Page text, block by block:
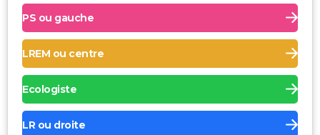
PS ou gauche
LREM ou centre
Ecologiste
LR ou droite